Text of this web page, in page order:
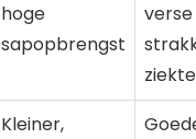
hoge
sapopbrengst
Kleiner,